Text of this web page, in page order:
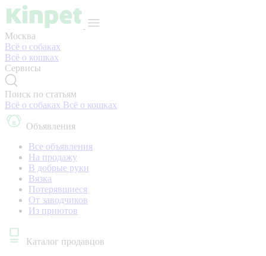
Москва
Всё о собаках
Всё о кошках
Сервисы
Поиск по статьям
Всё о собаках Всё о кошках
Объявления
Все объявления
На продажу
В добрые руки
Вязка
Потерявшиеся
От заводчиков
Из приютов
Каталог продавцов